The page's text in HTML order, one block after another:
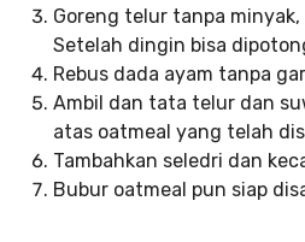
Goreng telur tanpa
Setelah dingin bisa
Rebus dada ayam tanpa
Ambil dan tata telur dan
atas oatmeal yang telah
Tambahkan seledri dan
Bubur oatmeal pun siap